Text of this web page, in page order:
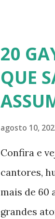
busca de
Apresenta
Abrão. A
affair do
ficou
20
QUE
agosto 10,
Confira e
cantores,
mais de 60
grandes